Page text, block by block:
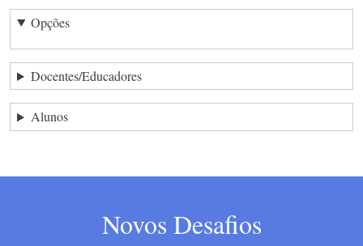
Opções
Docentes/Educadores
Alunos
Novos Desafios